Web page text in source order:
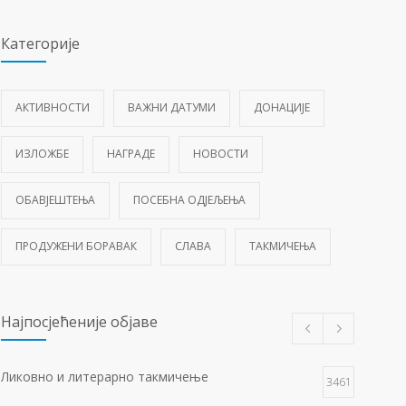
Категорије
АКТИВНОСТИ ВАЖНИ ДАТУМИ ДОНАЦИЈЕ
ИЗЛОЖБЕ НАГРАДЕ НОВОСТИ
ОБАВЈЕШТЕЊА ПОСЕБНА ОДЈЕЉЕЊА
ПРОДУЖЕНИ БОРАВАК СЛАВА ТАКМИЧЕЊА
Најпосјећеније објаве
Ликовно и литерарно такмичење 3461